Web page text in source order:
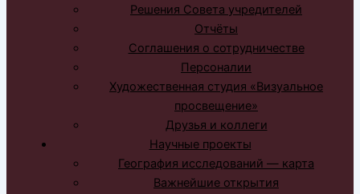
Решения Совета учредителей
Отчёты
Соглашения о сотрудничестве
Персоналии
Художественная студия «Визуальное
просвещение»
Друзья и коллеги
Научные проекты
География исследований — карта
Важнейшие открытия